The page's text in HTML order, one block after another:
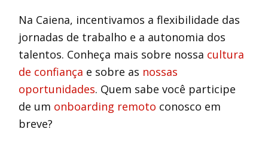
Na Caiena, incentivamos a flexibilidade das
jornadas de trabalho e a autonomia dos
talentos. Conheça mais sobre nossa cultura
de confiança e sobre as nossas
oportunidades. Quem sabe você participe
de um onboarding remoto conosco em
breve?